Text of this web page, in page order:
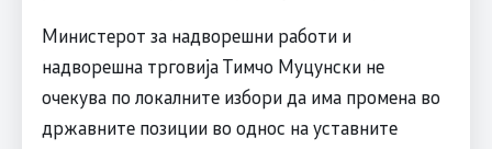
Министерот за надворешни работи и
надворешна трговија Тимчо Муцунски не
очекува по локалните избори да има промена во
државните позиции во однос на уставните